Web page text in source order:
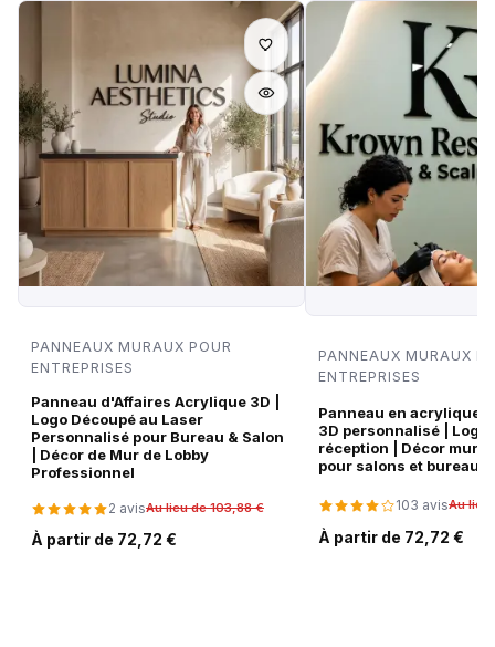
PANNEAUX MURAUX POUR
ENTREPRISES
Panneau d'Affaires Acrylique 3D |
Logo Découpé au Laser
Personnalisé pour Bureau & Salon
| Décor de Mur de Lobby
Professionnel
2 avisAu lieu de 103,88 €
À partir de 72,72 €
PANNEAUX MURAUX
ENTREPRISES
Panneau en acrylique
3D personnalisé | Logo
réception | Décor
pour salons et bureaux
103 avisAu lieu
À partir de 72,72 €